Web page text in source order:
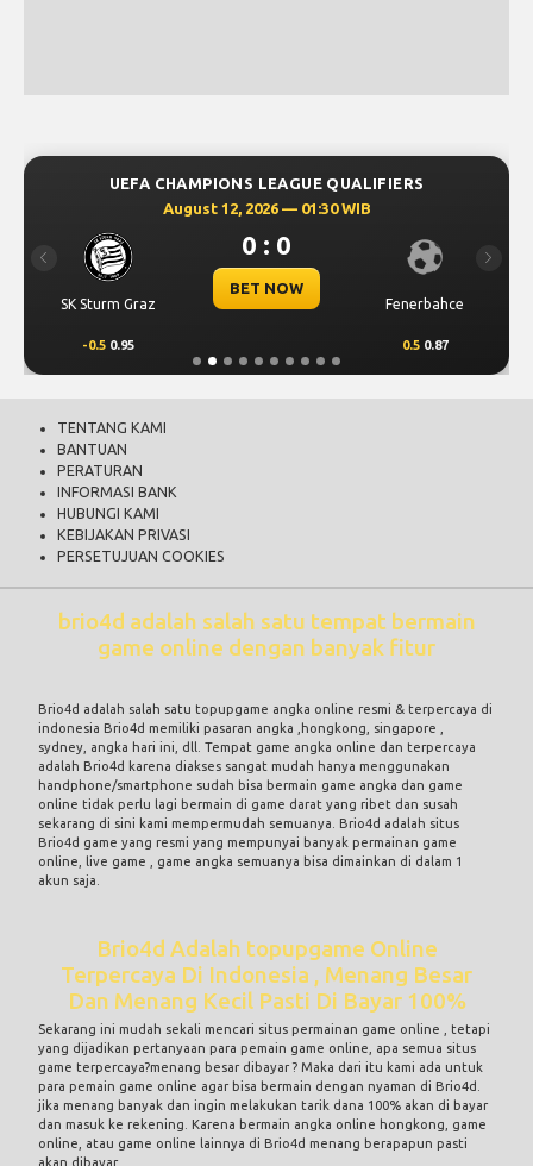
UEFA CHAMPIONS LEAGUE QUALIFIERS
August 12, 2026 — 01:30 WIB
SK Sturm Graz
0 : 0
BET NOW
Fenerbahce
-0.5 0.95 0.5 0.87
Previous Next
TENTANG KAMI
BANTUAN
PERATURAN
INFORMASI BANK
HUBUNGI KAMI
KEBIJAKAN PRIVASI
PERSETUJUAN COOKIES
brio4d adalah salah satu tempat bermain
game online dengan banyak fitur
Brio4d adalah salah satu topupgame angka online resmi & terpercaya di
indonesia Brio4d memiliki pasaran angka ,hongkong, singapore ,
sydney, angka hari ini, dll. Tempat game angka online dan terpercaya
adalah Brio4d karena diakses sangat mudah hanya menggunakan
handphone/smartphone sudah bisa bermain game angka dan game
online tidak perlu lagi bermain di game darat yang ribet dan susah
sekarang di sini kami mempermudah semuanya. Brio4d adalah situs
Brio4d game yang resmi yang mempunyai banyak permainan game
online, live game , game angka semuanya bisa dimainkan di dalam 1
akun saja.
Brio4d Adalah topupgame Online
Terpercaya Di Indonesia , Menang Besar
Dan Menang Kecil Pasti Di Bayar 100%
Sekarang ini mudah sekali mencari situs permainan game online , tetapi
yang dijadikan pertanyaan para pemain game online, apa semua situs
game terpercaya?menang besar dibayar ? Maka dari itu kami ada untuk
para pemain game online agar bisa bermain dengan nyaman di Brio4d.
jika menang banyak dan ingin melakukan tarik dana 100% akan di bayar
dan masuk ke rekening. Karena bermain angka online hongkong, game
online, atau game online lainnya di Brio4d menang berapapun pasti
akan dibayar.